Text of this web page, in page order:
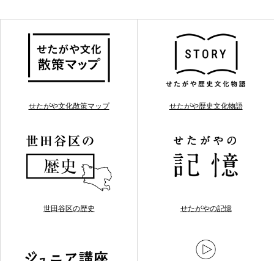
せたがや文化散策マップ せたがや歴史文化物語
世田谷区の歴史 せたがやの記憶